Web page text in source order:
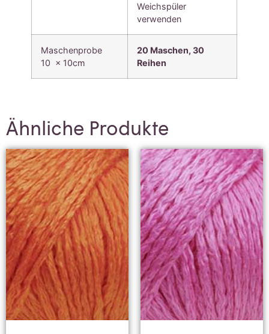
Weichspüler
verwenden
Maschenprobe
10 x 10cm
20 Maschen, 30
Reihen
Ähnliche Produkte